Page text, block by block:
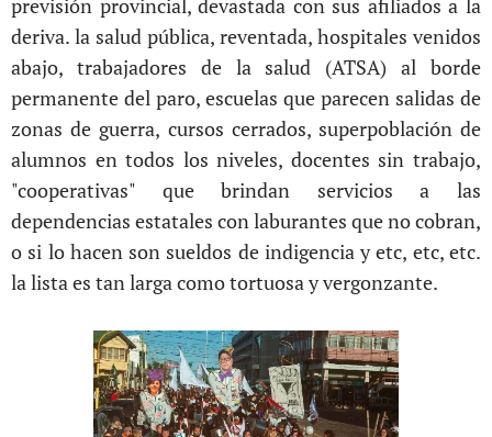
previsión provincial, devastada con sus afiliados a la
deriva. la salud pública, reventada, hospitales venidos
abajo, trabajadores de la salud (ATSA) al borde
permanente del paro, escuelas que parecen salidas de
zonas de guerra, cursos cerrados, superpoblación de
alumnos en todos los niveles, docentes sin trabajo,
"cooperativas" que brindan servicios a las
dependencias estatales con laburantes que no cobran,
o si lo hacen son sueldos de indigencia y etc, etc, etc.
la lista es tan larga como tortuosa y vergonzante.